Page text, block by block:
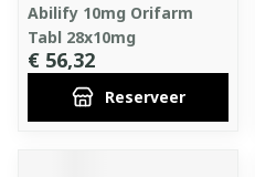
Abilify 10mg Orifarm
Tabl 28x10mg
€ 56,32
Reserveer